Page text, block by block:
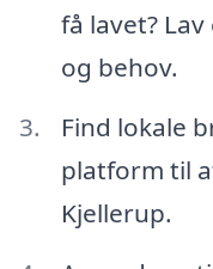
få lavet?
og behov.
Find lokale
platform til
Kjellerup.